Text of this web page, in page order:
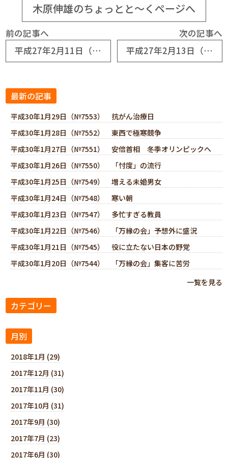
木原伸雄のちょっとと～くページへ
前の記事へ
平成27年2月11日（№6628） 幹部を育てる
次の記事へ
平成27年2月13日（№6630） よりよき国に
最新の記事
平成30年1月29日（№7553） 抗がん治療日
平成30年1月28日（№7552） 東西で極寒競争
平成30年1月27日（№7551） 安倍首相 冬季オリンピックへ
平成30年1月26日（№7550） 「忖度」の流行
平成30年1月25日（№7549） 増える未婚男女
平成30年1月24日（№7548） 寒い朝
平成30年1月23日（№7547） 多忙すぎる教員
平成30年1月22日（№7546） 「万縁の会」予想外に盛況
平成30年1月21日（№7545） 役に立たない日本の野党
平成30年1月20日（№7544） 「万縁の会」集客に苦労
一覧を見る
カテゴリー
月別
2018年1月 (29)
2017年12月 (31)
2017年11月 (30)
2017年10月 (31)
2017年9月 (30)
2017年7月 (23)
2017年6月 (30)